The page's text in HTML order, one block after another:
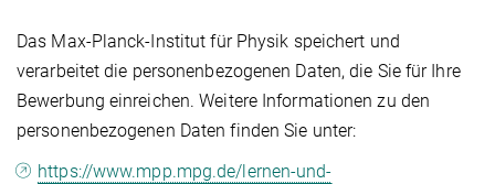
Das Max-Planck-Institut für Physik speichert und
verarbeitet die personenbezogenen Daten, die Sie für Ihre
Bewerbung einreichen. Weitere Informationen zu den
personenbezogenen Daten finden Sie unter:
https://www.mpp.mpg.de/lernen-und-